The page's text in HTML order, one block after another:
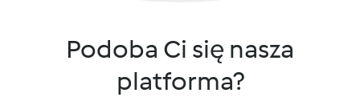
Podoba Ci się nasza
platforma?